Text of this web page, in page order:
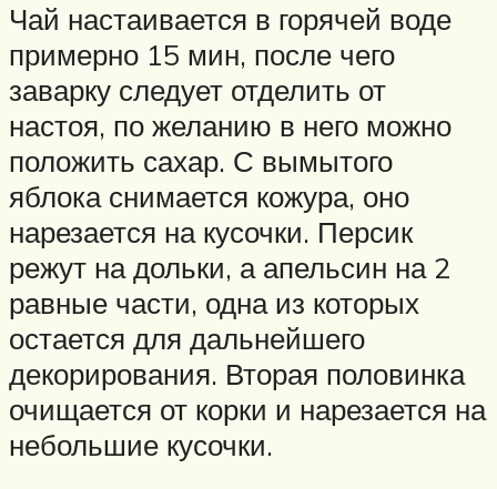
Чай настаивается в горячей воде
примерно 15 мин, после чего
заварку следует отделить от
настоя, по желанию в него можно
положить сахар. С вымытого
яблока снимается кожура, оно
нарезается на кусочки. Персик
режут на дольки, а апельсин на 2
равные части, одна из которых
остается для дальнейшего
декорирования. Вторая половинка
очищается от корки и нарезается на
небольшие кусочки.